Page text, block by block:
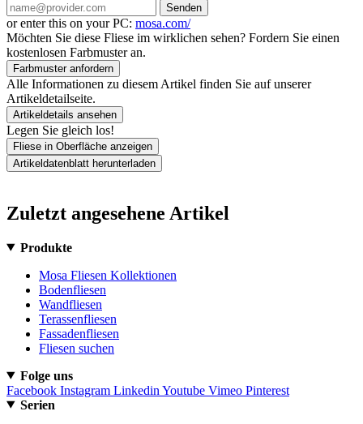
Senden
or enter this on your PC: mosa.com/
Möchten Sie diese Fliese im wirklichen sehen? Fordern Sie einen
kostenlosen Farbmuster an.
Farbmuster anfordern
Alle Informationen zu diesem Artikel finden Sie auf unserer
Artikeldetailseite.
Artikeldetails ansehen
Legen Sie gleich los!
Fliese in Oberfläche anzeigen
Artikeldatenblatt herunterladen
Zuletzt angesehene Artikel
Produkte
Mosa Fliesen Kollektionen
Bodenfliesen
Wandfliesen
Terassenfliesen
Fassadenfliesen
Fliesen suchen
Folge uns
Facebook Instagram Linkedin Youtube Vimeo Pinterest
Serien